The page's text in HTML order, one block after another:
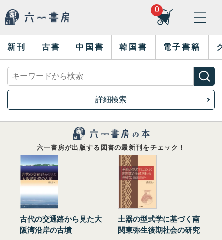
0
新刊 古書 中国書 韓国書 電子書籍
詳細検索
六一書房が出版する図書の最新刊をチェック！
古代の交通路から見た大
阪湾沿岸の古墳
土器の型式学に基づく南
関東弥生後期社会の研究